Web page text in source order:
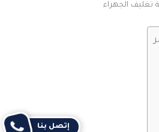
تغليف الجهراء
إتصل بنا